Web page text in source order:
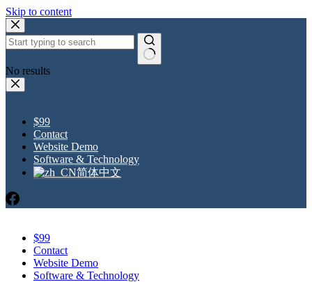
Skip to content
No results
$99
Contact
Website Demo
Software & Technology
简体中文
$99
Contact
Website Demo
Software & Technology